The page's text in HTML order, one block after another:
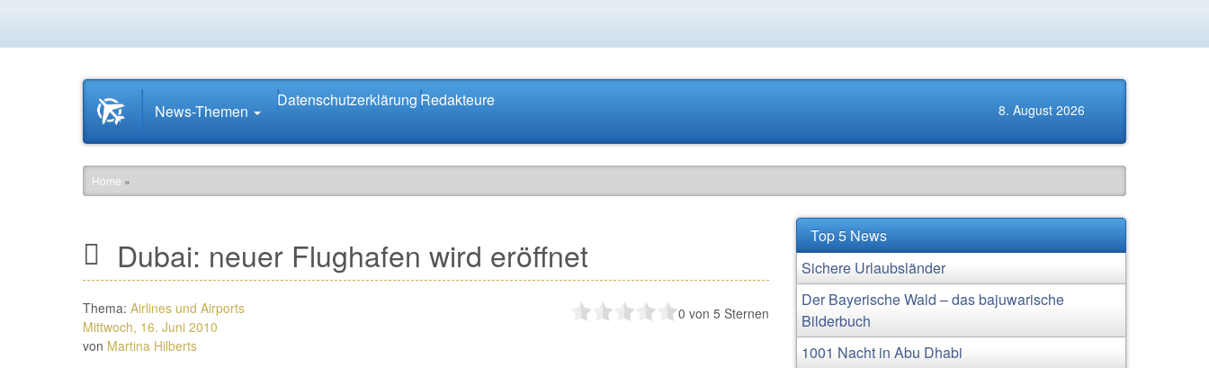
Startseite
News.Tourismus.com
News-Themen
Datenschutzerklärung Redakteure 8. August 2026
Home »
Dubai: neuer Flughafen wird eröffnet
Thema: Airlines und Airports
Mittwoch, 16. Juni 2010
von Martina Hilberts
0 von 5 Sternen
Top 5 News
Sichere Urlaubsländer
Der Bayerische Wald – das bajuwarische
Bilderbuch
1001 Nacht in Abu Dhabi